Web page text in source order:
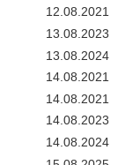
12.08.2021
13.08.2023
13.08.2024
14.08.2021
14.08.2021
14.08.2023
14.08.2024